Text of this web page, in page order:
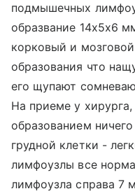
подмышечных
образвание 14х5х6
корковый и
образования что
его щупают
На приеме у
образованием
грудной клетки -
лимфоузлы все
лимфоузла справа 7